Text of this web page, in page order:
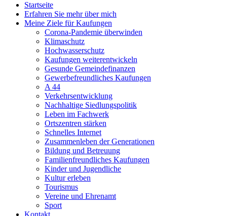
Startseite
Erfahren Sie mehr über mich
Meine Ziele für Kaufungen
Corona-Pandemie überwinden
Klimaschutz
Hochwasserschutz
Kaufungen weiterentwickeln
Gesunde Gemeindefinanzen
Gewerbefreundliches Kaufungen
A 44
Verkehrsentwicklung
Nachhaltige Siedlungspolitik
Leben im Fachwerk
Ortszentren stärken
Schnelles Internet
Zusammenleben der Generationen
Bildung und Betreuung
Familienfreundliches Kaufungen
Kinder und Jugendliche
Kultur erleben
Tourismus
Vereine und Ehrenamt
Sport